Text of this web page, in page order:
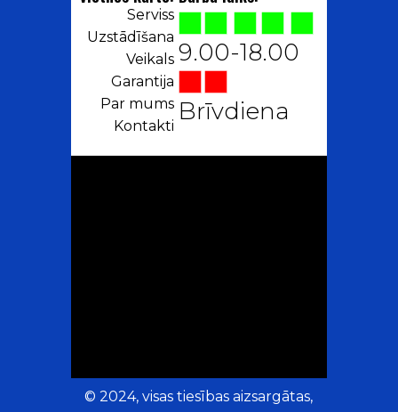
© 2024, visas tiesības aizsargātas,
Brīvdiena
9.00-18.00
Kontakti
Par mums
Garantija
Veikals
Uzstādīšana
Serviss